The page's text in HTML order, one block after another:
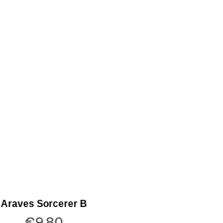
Quick View
Araves Sorcerer B